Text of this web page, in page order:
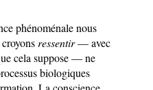
phénoménale nous
ressentir— avec
cela suppose — ne
biologiques